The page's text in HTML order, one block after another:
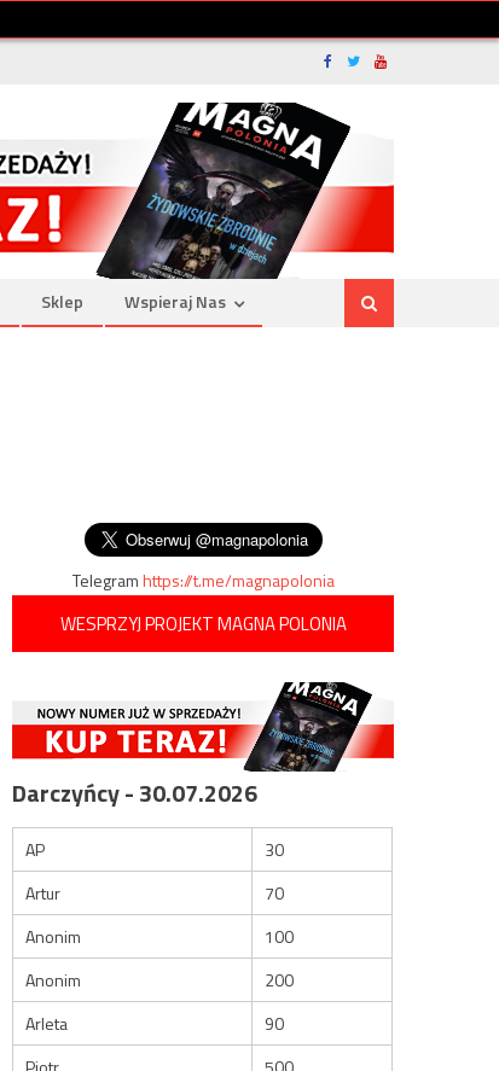
Sklep Wspieraj Nas
Telegramhttps://t.me/magnapolonia
WESPRZYJ PROJEKT MAGNA POLONIA
Darczyńcy - 30.07.2026
AP
30
Artur
70
Anonim
100
Anonim
200
Arleta
90